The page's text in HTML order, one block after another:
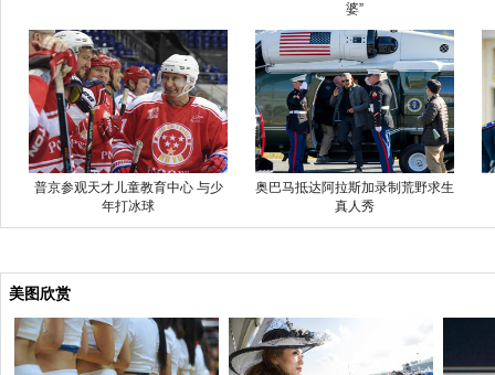
婆”
普京参观天才儿童教育中心 与少
年打冰球
奥巴马抵达阿拉斯加录制荒野求生
真人秀
美图欣赏